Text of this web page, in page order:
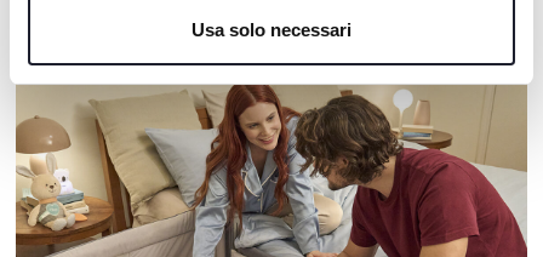
Usa solo necessari
I NOSTRI CONSIGLI